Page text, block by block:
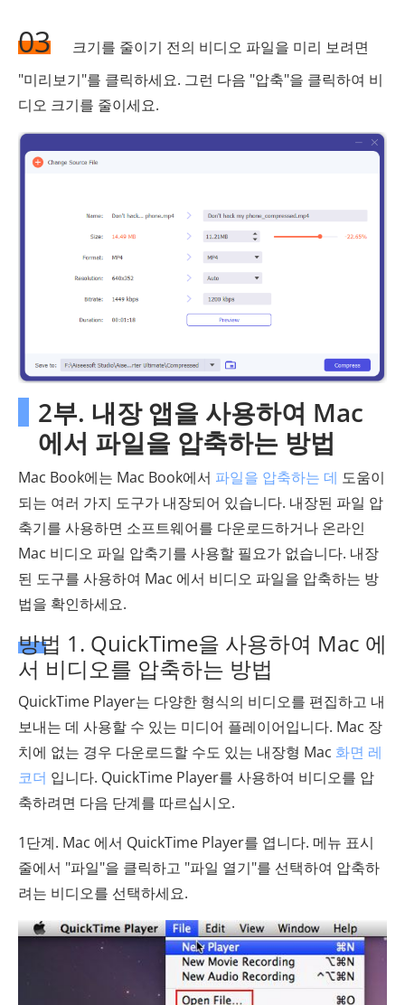
03
크기를 줄이기 전의 비디오 파일을 미리 보려면
"미리보기"를 클릭하세요. 그런 다음 "압축"을 클릭하여 비
디오 크기를 줄이세요.
2부. 내장 앱을 사용하여 Mac
에서 파일을 압축하는 방법
Mac Book에는 Mac Book에서 파일을 압축하는 데 도움이
되는 여러 가지 도구가 내장되어 있습니다. 내장된 파일 압
축기를 사용하면 소프트웨어를 다운로드하거나 온라인
Mac 비디오 파일 압축기를 사용할 필요가 없습니다. 내장
된 도구를 사용하여 Mac 에서 비디오 파일을 압축하는 방
법을 확인하세요.
방법 1. QuickTime을 사용하여 Mac 에
서 비디오를 압축하는 방법
QuickTime Player는 다양한 형식의 비디오를 편집하고 내
보내는 데 사용할 수 있는 미디어 플레이어입니다. Mac 장
치에 없는 경우 다운로드할 수도 있는 내장형 Mac 화면 레
코더 입니다. QuickTime Player를 사용하여 비디오를 압
축하려면 다음 단계를 따르십시오.
1단계. Mac 에서 QuickTime Player를 엽니다. 메뉴 표시
줄에서 "파일"을 클릭하고 "파일 열기"를 선택하여 압축하
려는 비디오를 선택하세요.